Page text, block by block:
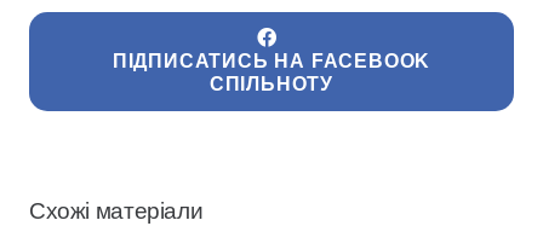
ПІДПИСАТИСЬ НА FACEBOOK
СПІЛЬНОТУ
Схожі матеріали